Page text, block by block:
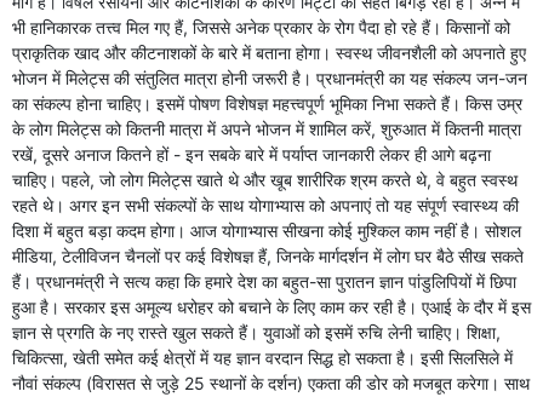
भी हानिकारक तत्त्व मिल गए हैं, जिससे अनेक प्रकार के रोग पैदा हो रहे हैं। किसानों को
प्राकृतिक खाद और कीटनाशकों के बारे में बताना होगा। स्वस्थ जीवनशैली को अपनाते हुए
भोजन में मिलेट्स की संतुलित मात्रा होनी जरूरी है। प्रधानमंत्री का यह संकल्प जन-जन
का संकल्प होना चाहिए। इसमें पोषण विशेषज्ञ महत्त्वपूर्ण भूमिका निभा सकते हैं। किस उम्र
के लोग मिलेट्स को कितनी मात्रा में अपने भोजन में शामिल करें, शुरुआत में कितनी मात्रा
रखें, दूसरे अनाज कितने हों - इन सबके बारे में पर्याप्त जानकारी लेकर ही आगे बढ़ना
चाहिए। पहले, जो लोग मिलेट्स खाते थे और खूब शारीरिक श्रम करते थे, वे बहुत स्वस्थ
रहते थे। अगर इन सभी संकल्पों के साथ योगाभ्यास को अपनाएं तो यह संपूर्ण स्वास्थ्य की
दिशा में बहुत बड़ा कदम होगा। आज योगाभ्यास सीखना कोई मुश्किल काम नहीं है। सोशल
मीडिया, टेलीविजन चैनलों पर कई विशेषज्ञ हैं, जिनके मार्गदर्शन में लोग घर बैठे सीख सकते
हैं। प्रधानमंत्री ने सत्य कहा कि हमारे देश का बहुत-सा पुरातन ज्ञान पांडुलिपियों में छिपा
हुआ है। सरकार इस अमूल्य धरोहर को बचाने के लिए काम कर रही है। एआई के दौर में इस
ज्ञान से प्रगति के नए रास्ते खुल सकते हैं। युवाओं को इसमें रुचि लेनी चाहिए। शिक्षा,
चिकित्सा, खेती समेत कई क्षेत्रों में यह ज्ञान वरदान सिद्ध हो सकता है। इसी सिलसिले में
नौवां संकल्प (विरासत से जुड़े 25 स्थानों के दर्शन) एकता की डोर को मजबूत करेगा। साथ